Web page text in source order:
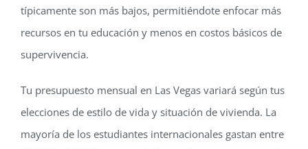
típicamente son más bajos, permitiéndote enfocar más
recursos en tu educación y menos en costos básicos de
supervivencia.
Tu presupuesto mensual en Las Vegas variará según tus
elecciones de estilo de vida y situación de vivienda. La
mayoría de los estudiantes internacionales gastan entre